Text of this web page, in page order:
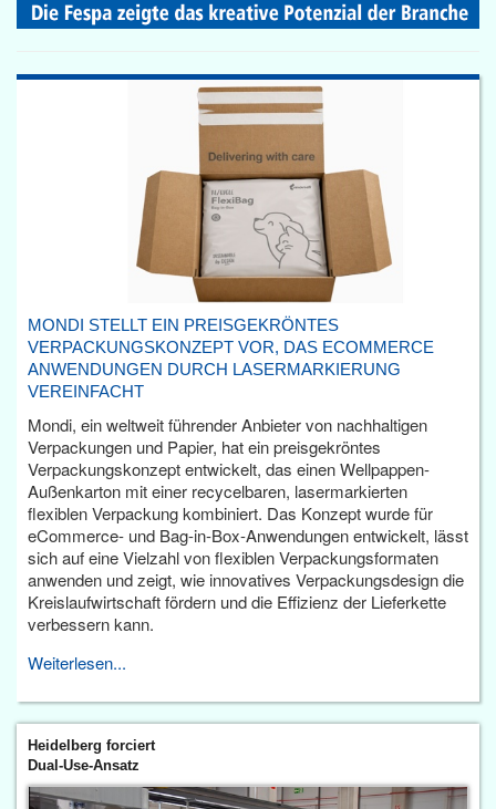
MONDI STELLT EIN PREISGEKRÖNTES
VERPACKUNGSKONZEPT VOR, DAS ECOMMERCE
ANWENDUNGEN DURCH LASERMARKIERUNG
VEREINFACHT
Mondi, ein weltweit führender Anbieter von nachhaltigen
Verpackungen und Papier, hat ein preisgekröntes
Verpackungskonzept entwickelt, das einen Wellpappen-
Außenkarton mit einer recycelbaren, lasermarkierten
flexiblen Verpackung kombiniert. Das Konzept wurde für
eCommerce- und Bag-in-Box-Anwendungen entwickelt, lässt
sich auf eine Vielzahl von flexiblen Verpackungsformaten
anwenden und zeigt, wie innovatives Verpackungsdesign die
Kreislaufwirtschaft fördern und die Effizienz der Lieferkette
verbessern kann.
Weiterlesen...
Heidelberg forciert
Dual-Use-Ansatz